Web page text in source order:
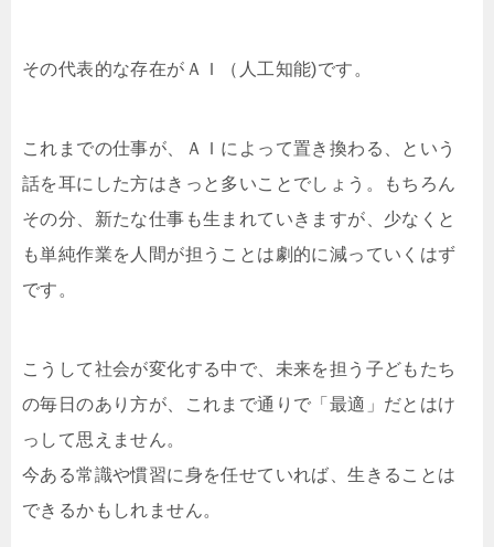
その代表的な存在がＡＩ（人工知能)です。
これまでの仕事が、ＡＩによって置き換わる、という
話を耳にした方はきっと多いことでしょう。もちろん
その分、新たな仕事も生まれていきますが、少なくと
も単純作業を人間が担うことは劇的に減っていくはず
です。
こうして社会が変化する中で、未来を担う子どもたち
の毎日のあり方が、これまで通りで「最適」だとはけ
っして思えません。
今ある常識や慣習に身を任せていれば、生きることは
できるかもしれません。